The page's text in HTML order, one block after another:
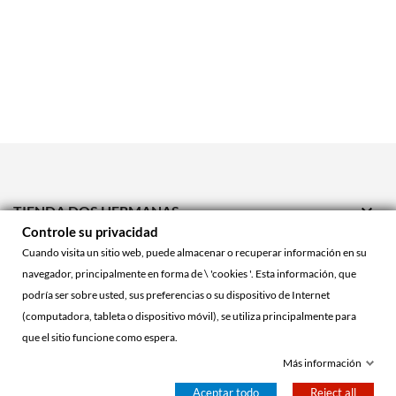
TIENDA DOS HERMANAS 
TIENDA ONLINE 
ACCOUNT
Controle su privacidad
Cuando visita un sitio web, puede almacenar o recuperar información en su
navegador, principalmente en forma de \ 'cookies '. Esta información, que
podría ser sobre usted, sus preferencias o su dispositivo de Internet
(computadora, tableta o dispositivo móvil), se utiliza principalmente para
que el sitio funcione como espera.
Más información
Aceptar todo Reject all